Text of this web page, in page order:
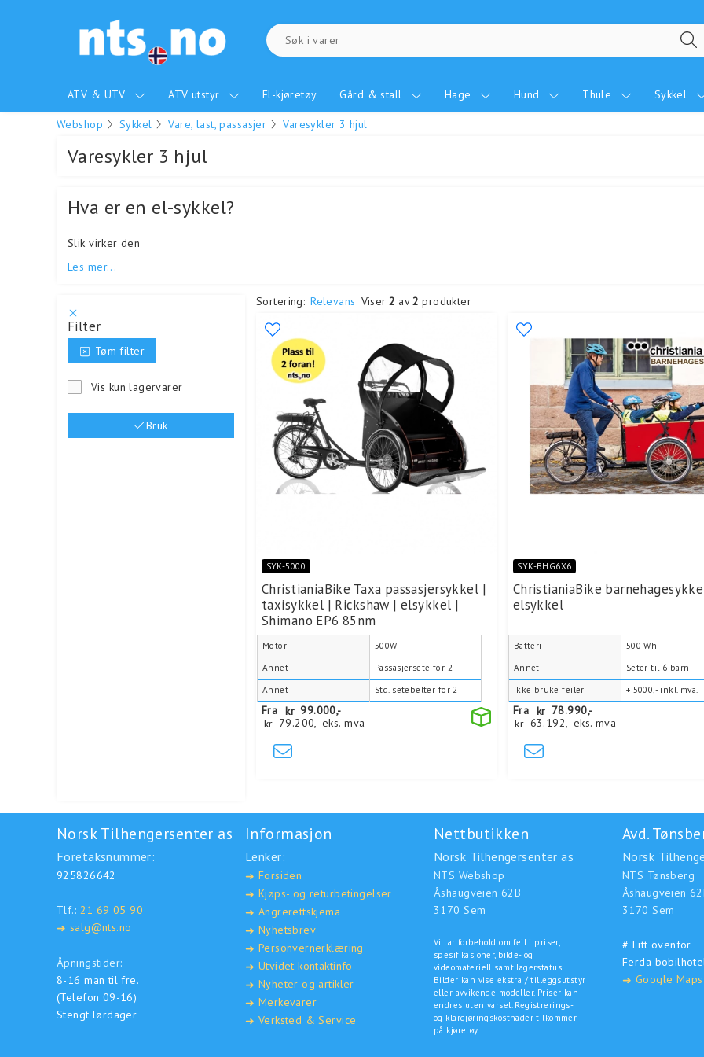
ATV & UTV ATV utstyr El-kjøretøy Gård & stall Hage Hund Thule Sykkel
Webshop Sykkel Vare, last, passasjer Varesykler 3 hjul
Varesykler 3 hjul
Hva er en el-sykkel?
Slik virker den
Les mer...
Filter
Tøm filter
Vis kun lagervarer
Bruk
Sortering: Relevans Viser 2 av2 produkter
SYK-5000
ChristianiaBike Taxa passasjersykkel |
taxisykkel | Rickshaw | elsykkel |
Shimano EP6 85nm
Motor
500W
Annet
Passasjersete for 2
Annet
Std. setebelter for 2
Fra kr 99.000,-
kr 79.200,- eks. mva
SYK-BHG6X6
ChristianiaBike
elsykkel
Batteri
500 Wh
Annet
Seter til 6 barn
ikke bruke feiler
+ 5000,- inkl. mva.
Fra kr 78.990,-
kr 63.192,- eks. mva
Norsk Tilhengersenter as
Foretaksnummer:
925826642
Tlf.: 21 69 05 90
➜ salg@nts.no
Åpningstider:
8-16 man til fre.
(Telefon 09-16)
Stengt lørdager
Informasjon
Lenker:
➜ Forsiden
➜ Kjøps- og returbetingelser
➜ Angrerettskjema
➜ Nyhetsbrev
➜ Personvernerklæring
➜ Utvidet kontaktinfo
➜ Nyheter og artikler
➜ Merkevarer
➜ Verksted & Service
Nettbutikken
Norsk Tilhengersenter as
NTS Webshop
Åshaugveien 62B
3170 Sem
Vi tar forbehold om feil i priser,
spesifikasjoner, bilde- og
videomateriell samt lagerstatus.
Bilder kan vise ekstra / tilleggsutstyr
eller avvikende modeller. Priser kan
endres uten varsel. Registrerings-
og klargjøringskostnader tilkommer
på kjøretøy.
Avd.
Norsk
NTS Tønsberg
Åshaugveien
3170 Sem
# Litt ovenfor
Ferda
➜ Google Maps